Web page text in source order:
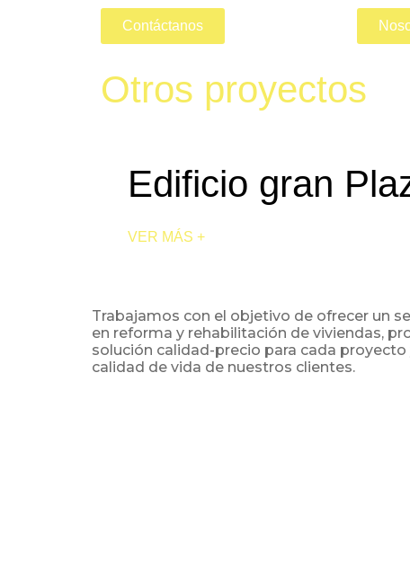
Contáctanos
Otros proyectos
Edificio gran
VER MÁS +
Trabajamos con el objetivo de ofrecer un
en reforma y rehabilitación de viviendas,
solución calidad-precio para cada
calidad de vida de nuestros clientes.